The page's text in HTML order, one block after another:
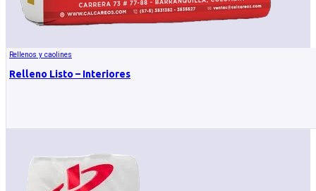
Rellenos y caolines
Relleno Listo – Interiores